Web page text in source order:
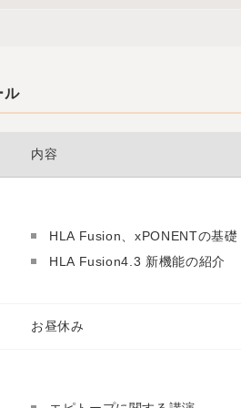
ル
内容
HLA Fusion、xPONENTの基礎
HLA Fusion4.3 新機能の紹介
お昼休み